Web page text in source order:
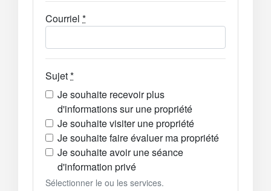
Courriel *
Sujet*
Je souhaite recevoir plus
d'informations sur une propriété
Je souhaite visiter une propriété
Je souhaite faire évaluer ma propriété
Je souhaite avoir une séance
d'information privé
Sélectionner le ou les services.